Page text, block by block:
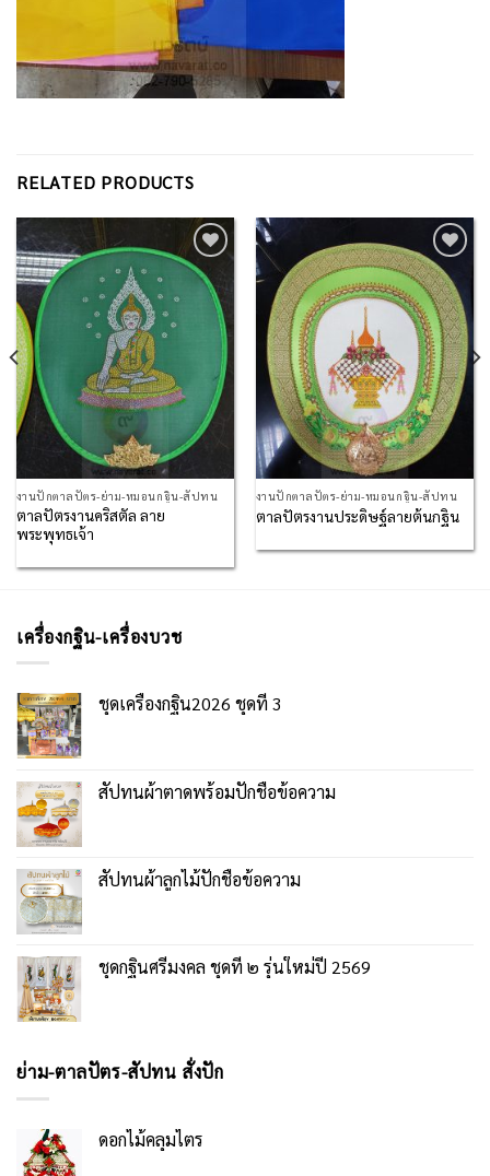
RELATED PRODUCTS
Add to
Wishlist
งานปักตาลปัตร-ย่าม-หมอนกฐิน-สัปทน
ตาลปัตรงานคริสตัล ลาย
พระพุทธเจ้า
Add to
Wishlist
งานปักตาลปัตร-ย่าม-หมอนกฐิน-สัปทน
ตาลปัตรงานประดิษฐ์ลายต้นกฐิน
เครื่องกฐิน-เครื่องบวช
ชุดเครื่องกฐิน2026 ชุดที่ 3
สัปทนผ้าตาดพร้อมปักชื่อข้อความ
สัปทนผ้าลูกไม้ปักชื่อข้อความ
ชุดกฐินศรีมงคล ชุดที่ ๒ รุ่นใหม่ปี 2569
ย่าม-ตาลปัตร-สัปทน สั่งปัก
ดอกไม้คลุมไตร